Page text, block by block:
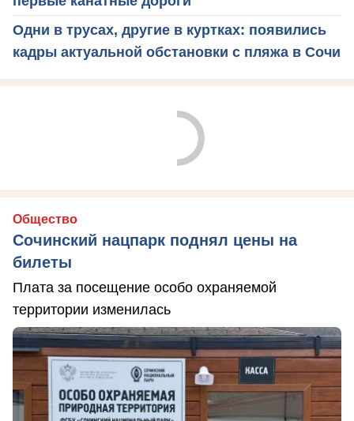
Одни в трусах, другие в куртках: появились
кадры актуальной обстановки с пляжа в Сочи
Общество
Сочинский нацпарк поднял цены на
билеты
Плата за посещение особо охраняемой
территории изменилась